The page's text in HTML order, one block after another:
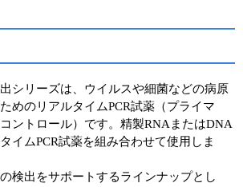
シリーズは、ウイルスや細菌などの病原
めのリアルタイムPCR試薬（プライマ
ントロール）です。精製RNAまたはDNA
イムPCR試薬を組み合わせて使用しま
検出をサポートするラインナップとし